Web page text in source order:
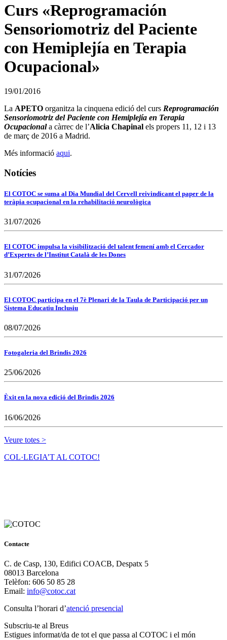
Curs «Reprogramación
Sensoriomotriz del Paciente
con Hemiplejía en Terapia
Ocupacional»
19/01/2016
La APETO organitza la cinquena edició del curs Reprogramación
Sensoriomotriz del Paciente con Hemiplejía en Terapia
Ocupacionala càrrec de l’Alicia Chapinal els propers 11, 12 i 13
de març de 2016 a Madrid.
Més informació aqui.
Notícies
El COTOC se suma al Dia Mundial del Cervell reivindicant el paper de la
teràpia ocupacional en la rehabilitació neurològica
31/07/2026
El COTOC impulsa la visibilització del talent femení amb el Cercador
d’Expertes de l’Institut Català de les Dones
31/07/2026
El COTOC participa en el 7è Plenari de la Taula de Participació per un
Sistema Educatiu Inclusiu
08/07/2026
Fotogaleria del Brindis 2026
25/06/2026
Èxit en la nova edició del Brindis 2026
16/06/2026
Veure totes >
COL·LEGIA’T AL COTOC!
Contacte
C. de Casp, 130, Edifici COACB, Despatx 5
08013 Barcelona
Telèfon: 606 50 85 28
Email: info@cotoc.cat
Consulta l’horari d’atenció presencial
Subscriu-te al Breus
Estigues informat/da de tot el que passa al COTOC i el món